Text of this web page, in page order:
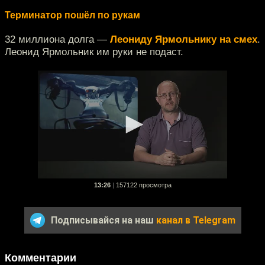
Терминатор пошёл по рукам
32 миллиона долга — Леониду Ярмольнику на смех.
Леонид Ярмольник им руки не подаст.
13:26 | 157122 просмотра
Подписывайся на наш канал в Telegram
Комментарии